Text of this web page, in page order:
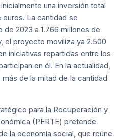
una inversión total
La cantidad se
de 2023 a 1.766 millones de
el proyecto moviliza ya 2.500
iniciativas repartidas entre los
en él. En la actualidad,
de la mitad de la cantidad
para la Recuperación y
(PERTE) pretende
la economía social, que reúne